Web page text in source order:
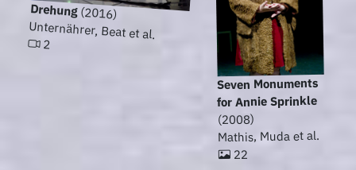
Drehung(2016)
Unternährer, Beat et al.
2
Seven Monuments
for Annie Sprinkle
(2008)
Mathis, Muda et al.
22